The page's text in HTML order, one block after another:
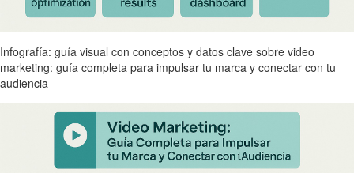
Infografía: guía visual con conceptos y datos clave sobre video
marketing: guía completa para impulsar tu marca y conectar con tu
audiencia